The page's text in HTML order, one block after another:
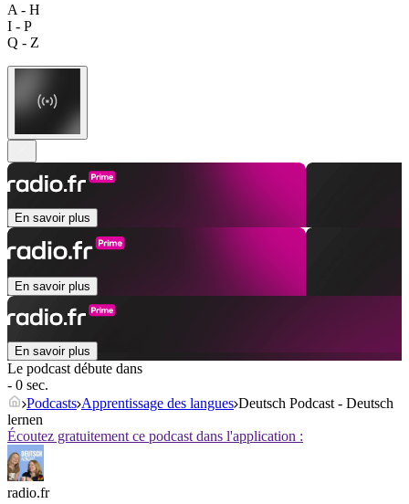
A - H
I - P
Q - Z
En savoir plus
En savoir plus
En savoir plus
Le podcast débute dans
- 0 sec.
Podcasts Apprentissage des langues Deutsch Podcast - Deutsch
lernen
Écoutez gratuitement ce podcast dans l'application :
radio.fr